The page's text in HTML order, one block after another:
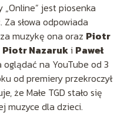
jest piosenka
. Za słowa odpowiada
muzykę ona oraz Piotr
Piotr Nazaruki Paweł
na YouTube od 3
od premiery przekroczył
że Małe TGD stało się
muzyce dla dzieci.